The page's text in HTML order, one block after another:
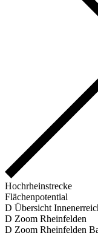
Hochrheinstrecke
Flächenpotential
D Übersicht
D Zoom Rheinfelden
D Zoom Rheinfelden